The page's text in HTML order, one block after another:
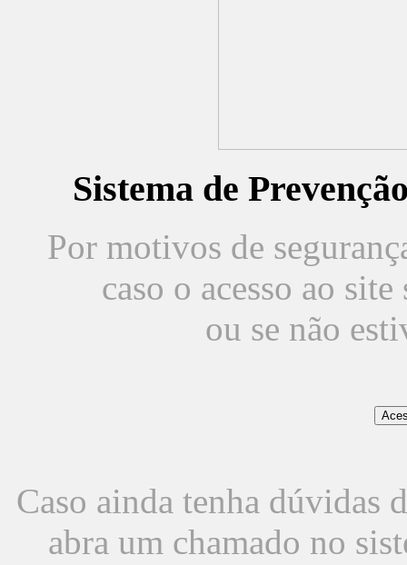
Sistema de
Por motivos de
caso o acesso ao
ou se não
Caso ainda tenha dúvidas
abra um chamado no